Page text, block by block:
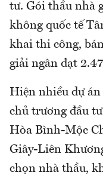
tư. Gói thầu nhà
không quốc tế
khai thi công,
giải ngân đạt
Hiện nhiều dự
chủ trương đầu
Hòa Bình-Mộc
Giây-Liên
chọn nhà thầu,